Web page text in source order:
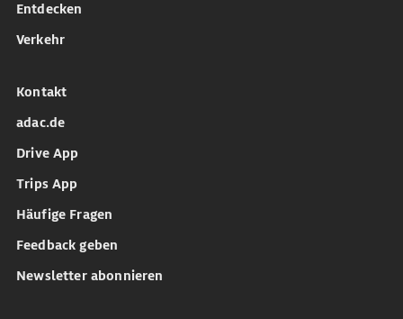
Entdecken
Verkehr
Kontakt
adac.de
Drive App
Trips App
Häufige Fragen
Feedback geben
Newsletter abonnieren